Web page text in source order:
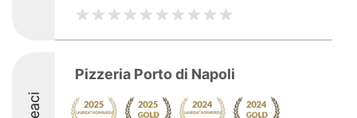
Pizzeria Porto di Napoli